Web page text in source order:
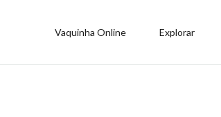
Vaquinha Online Explorar